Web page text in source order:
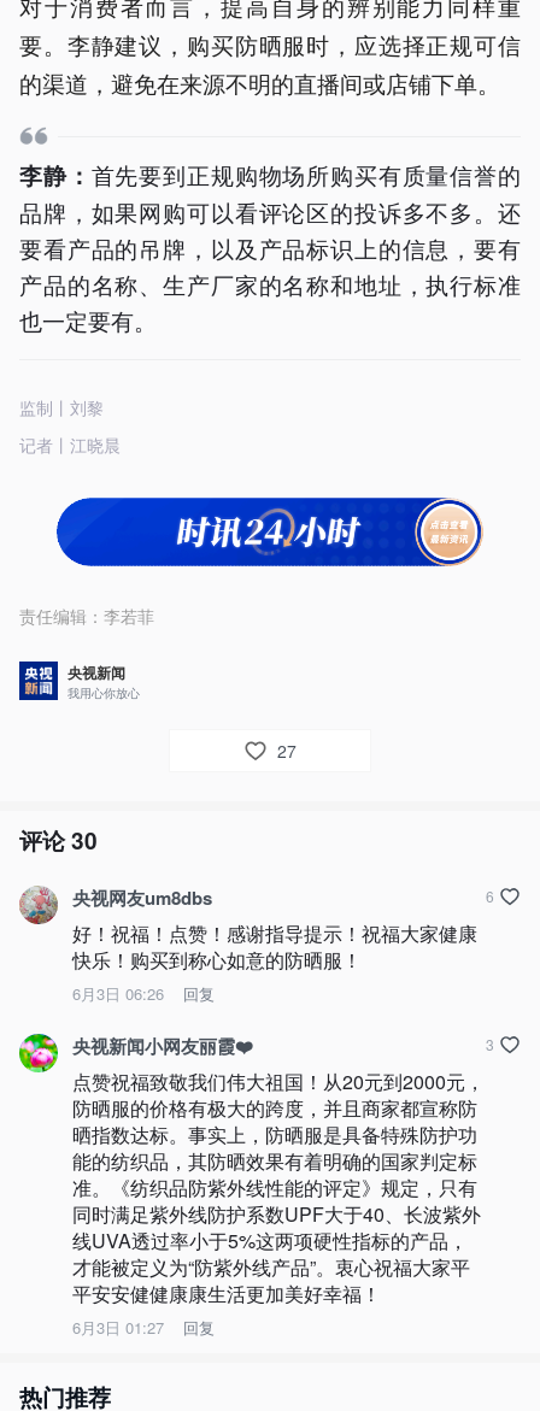
要。李静建议，购买防晒服时，应选择正规可信
的渠道，避免在来源不明的直播间或店铺下单。
李静： 首先要到正规购物场所购买有质量信誉的
品牌，如果网购可以看评论区的投诉多不多。还
要看产品的吊牌，以及产品标识上的信息，要有
产品的名称、生产厂家的名称和地址，执行标准
也一定要有。
监制丨刘黎
记者丨江晓晨
责任编辑： 李若菲
央视新闻
我用心你放心
27
评论30
央视网友um8dbs
好！祝福！点赞！感谢指导提示！祝福大家健康
快乐！购买到称心如意的防晒服！
6月3日 06:26 回复
6
央视新闻小网友丽霞❤️
点赞祝福致敬我们伟大祖国！从20元到2000元，
防晒服的价格有极大的跨度，并且商家都宣称防
晒指数达标。事实上，防晒服是具备特殊防护功
能的纺织品，其防晒效果有着明确的国家判定标
准。《纺织品防紫外线性能的评定》规定，只有
同时满足紫外线防护系数UPF大于40、长波紫外
线UVA透过率小于5%这两项硬性指标的产品，
才能被定义为“防紫外线产品”。衷心祝福大家平
平安安健健康康生活更加美好幸福！
6月3日 01:27 回复
3
热门推荐